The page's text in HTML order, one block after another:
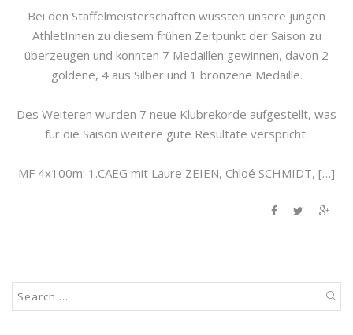
Bei den Staffelmeisterschaften wussten unsere jungen
AthletInnen zu diesem frühen Zeitpunkt der Saison zu
überzeugen und konnten 7 Medaillen gewinnen, davon 2
goldene, 4 aus Silber und 1 bronzene Medaille.
Des Weiteren wurden 7 neue Klubrekorde aufgestellt, was
für die Saison weitere gute Resultate verspricht.
MF 4x100m: 1.CAEG mit Laure ZEIEN, Chloé SCHMIDT, […]